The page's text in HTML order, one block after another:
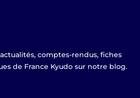
comptes-rendus, fiches
de France Kyudo sur notre blog.